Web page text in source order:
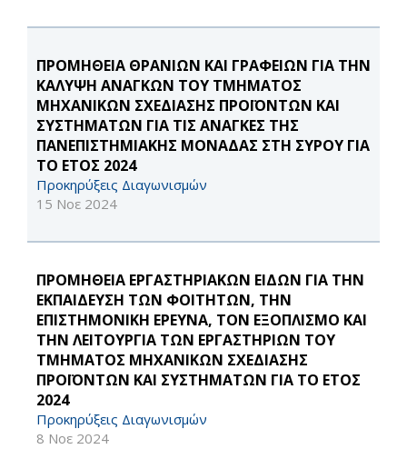
ΠΡΟΜΗΘΕΙΑ ΘΡΑΝΙΩΝ ΚΑΙ ΓΡΑΦΕΙΩΝ ΓΙΑ ΤΗΝ
ΚΑΛΥΨΗ ΑΝΑΓΚΩΝ ΤΟΥ ΤΜΗΜΑΤΟΣ
ΜΗΧΑΝΙΚΩΝ ΣΧΕΔΙΑΣΗΣ ΠΡΟΪΟΝΤΩΝ ΚΑΙ
ΣΥΣΤΗΜΑΤΩΝ ΓΙΑ ΤΙΣ ΑΝΑΓΚΕΣ ΤΗΣ
ΠΑΝΕΠΙΣΤΗΜΙΑΚΗΣ ΜΟΝΑΔΑΣ ΣΤΗ ΣΥΡΟΥ ΓΙΑ
ΤΟ ΕΤΟΣ 2024
Προκηρύξεις Διαγωνισμών
15 Νοε 2024
ΠΡΟΜΗΘΕΙΑ ΕΡΓΑΣΤΗΡΙΑΚΩΝ ΕΙΔΩΝ ΓΙΑ ΤΗΝ
ΕΚΠΑΙΔΕΥΣΗ ΤΩΝ ΦΟΙΤΗΤΩΝ, ΤΗΝ
ΕΠΙΣΤΗΜΟΝΙΚΗ ΕΡΕΥΝΑ, ΤΟΝ ΕΞΟΠΛΙΣΜΟ ΚΑΙ
ΤΗΝ ΛΕΙΤΟΥΡΓΙΑ ΤΩΝ ΕΡΓΑΣΤΗΡΙΩΝ ΤΟΥ
ΤΜΗΜΑΤΟΣ ΜΗΧΑΝΙΚΩΝ ΣΧΕΔΙΑΣΗΣ
ΠΡΟΪΟΝΤΩΝ ΚΑΙ ΣΥΣΤΗΜΑΤΩΝ ΓΙΑ ΤΟ ΕΤΟΣ
2024
Προκηρύξεις Διαγωνισμών
8 Νοε 2024